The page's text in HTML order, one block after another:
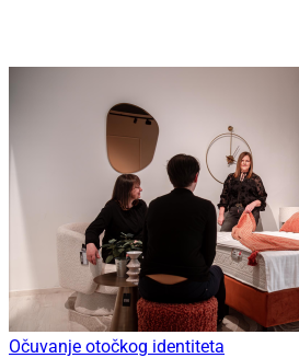
Očuvanje otočkog identiteta